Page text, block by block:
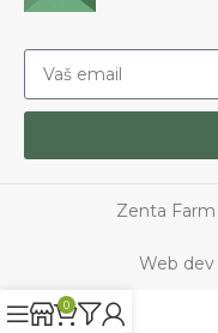
Zenta
Web dev
0